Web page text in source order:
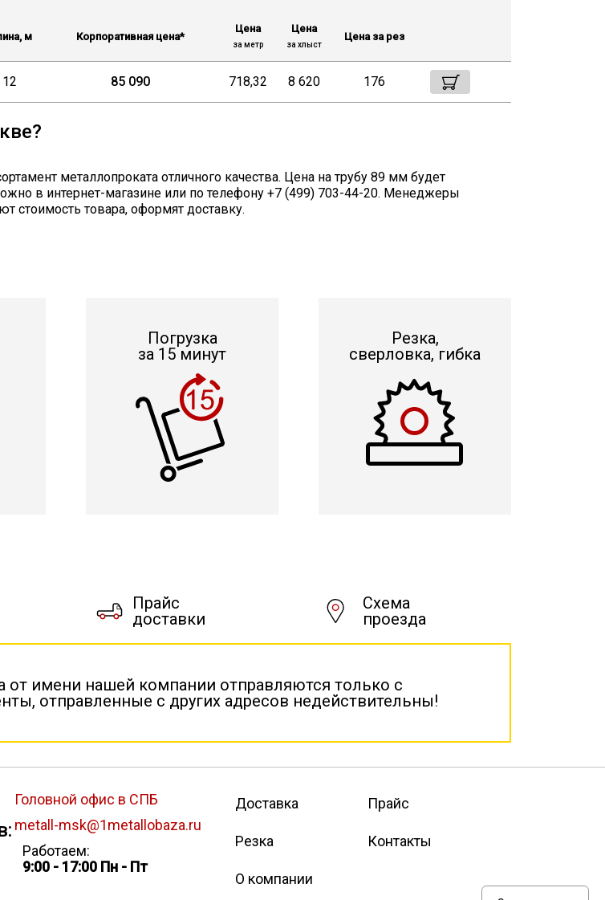
м Корпоративная цена*
Цена
за метр
Цена
за хлыст
Цена за рез
12 85 090 718,32 8 620 176
металлопроката отличного качества. Цена на трубу 89 мм будет
в интернет-магазине или по телефону +7 (499) 703-44-20. Менеджеры
стоимость товара, оформят доставку.
Погрузка
за 15 минут
Резка,
сверловка, гибка
Прайс
доставки
Схема
проезда
от имени нашей компании отправляются только с
отправленные с других адресов недействительны!
Головной офис в СПБ
metall-msk@1metallobaza.ru
Работаем:
9:00 - 17:00 Пн - Пт
Доставка Прайс
Резка Контакты
О компании